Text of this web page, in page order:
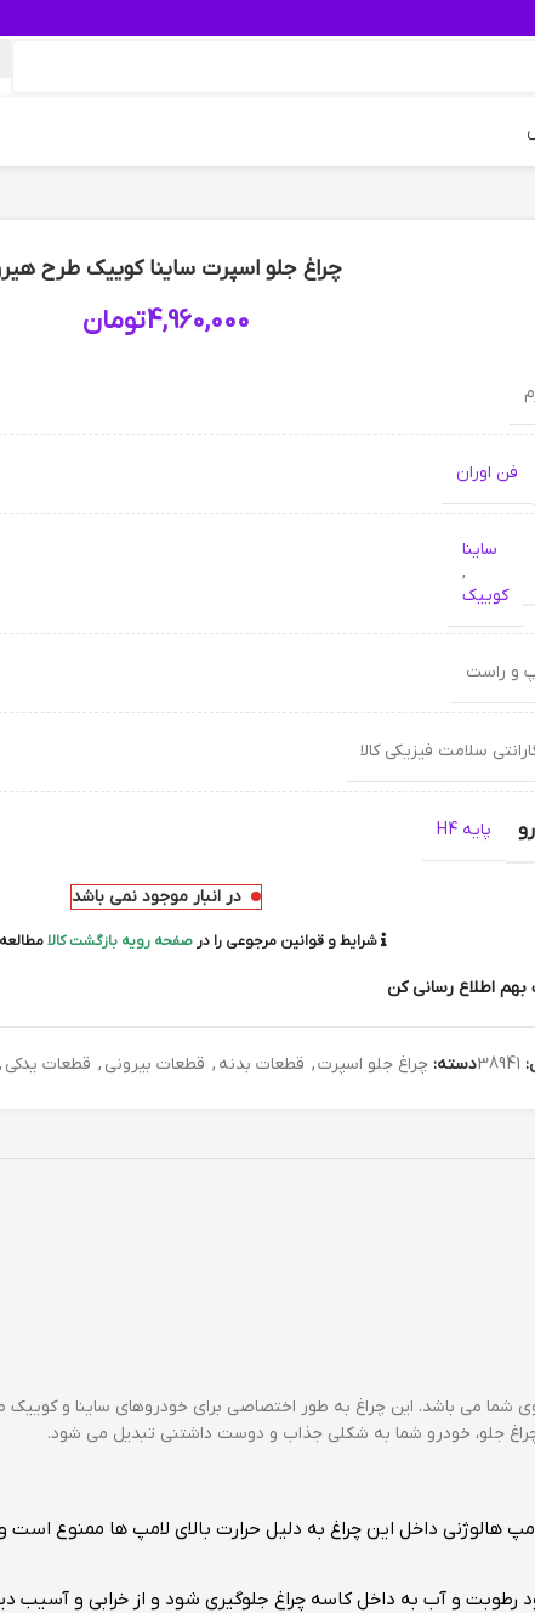
چراغ جلو اسپرت ساینا کوییک طرح
4,960,000تومان
فن اوران
ساینا
,
کوییک
و راست
سلامت فیزیکی کالا
پایه H4
در انبار موجود نمی باشد
شرایط و قوانین مرجوعی را در صفحه رویه بازگشت کالا
بهم اطلاع رسانی کن
38941دسته: چراغ جلو اسپرت, قطعات بدنه , قطعات بیرونی , قطعات یدکی ,
شما می باشد. این چراغ به طور اختصاصی برای خودروهای ساینا و
چراغ جلو، خودرو شما به شکلی جذاب و دوست داشتنی تبدیل می شود.
داخل این چراغ به دلیل حرارت بالای لامپ ها ممنوع است و
رطوبت و آب به داخل کاسه چراغ جلوگیری شود و از خرابی و آسیب